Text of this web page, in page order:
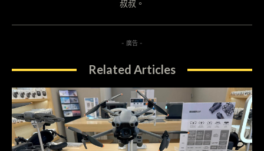
叔叔。
- 廣告 -
Related Articles